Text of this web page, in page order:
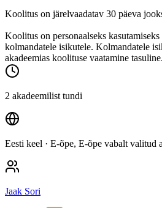
Koolitus on järelvaadatav 30 päeva
Koolitus on personaalseks
kolmandatele isikutele. Kolmandatele
akadeemias koolituse vaatamine tasuline.
2 akadeemilist tundi
Eesti keel · E-õpe, E-õpe vabalt valitud
Jaak Sori